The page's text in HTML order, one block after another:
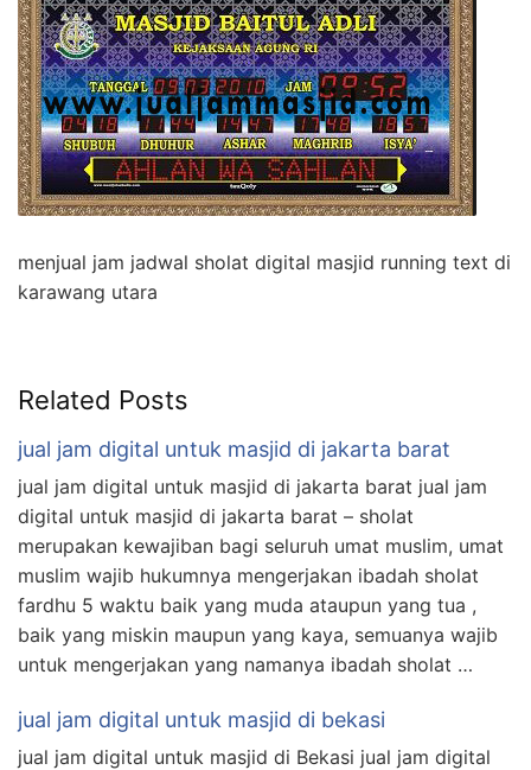
menjual jam jadwal sholat digital masjid running text di
karawang utara
Related Posts
jual jam digital untuk masjid di jakarta barat
jual jam digital untuk masjid di jakarta barat jual jam
digital untuk masjid di jakarta barat – sholat
merupakan kewajiban bagi seluruh umat muslim, umat
muslim wajib hukumnya mengerjakan ibadah sholat
fardhu 5 waktu baik yang muda ataupun yang tua ,
baik yang miskin maupun yang kaya, semuanya wajib
untuk mengerjakan yang namanya ibadah sholat …
jual jam digital untuk masjid di bekasi
jual jam digital untuk masjid di Bekasi jual jam digital